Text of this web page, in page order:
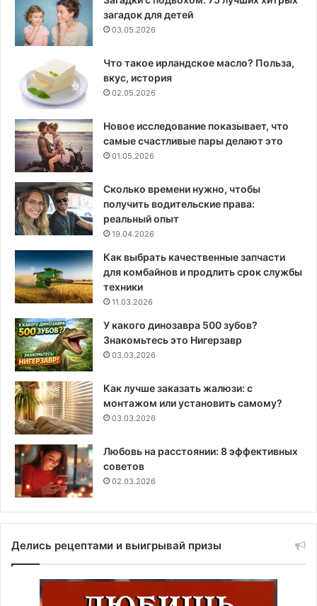
загадок для детей
03.05.2026
Что такое ирландское масло? Польза,
вкус, история
02.05.2026
Новое исследование показывает, что
самые счастливые пары делают это
01.05.2026
Сколько времени нужно, чтобы
получить водительские права:
реальный опыт
19.04.2026
Как выбрать качественные запчасти
для комбайнов и продлить срок службы
техники
11.03.2026
У какого динозавра 500 зубов?
Знакомьтесь это Нигерзавр
03.03.2026
Как лучше заказать жалюзи: с
монтажом или установить самому?
03.03.2026
Любовь на расстоянии: 8 эффективных
советов
02.03.2026
Делись рецептами и выигрывай призы